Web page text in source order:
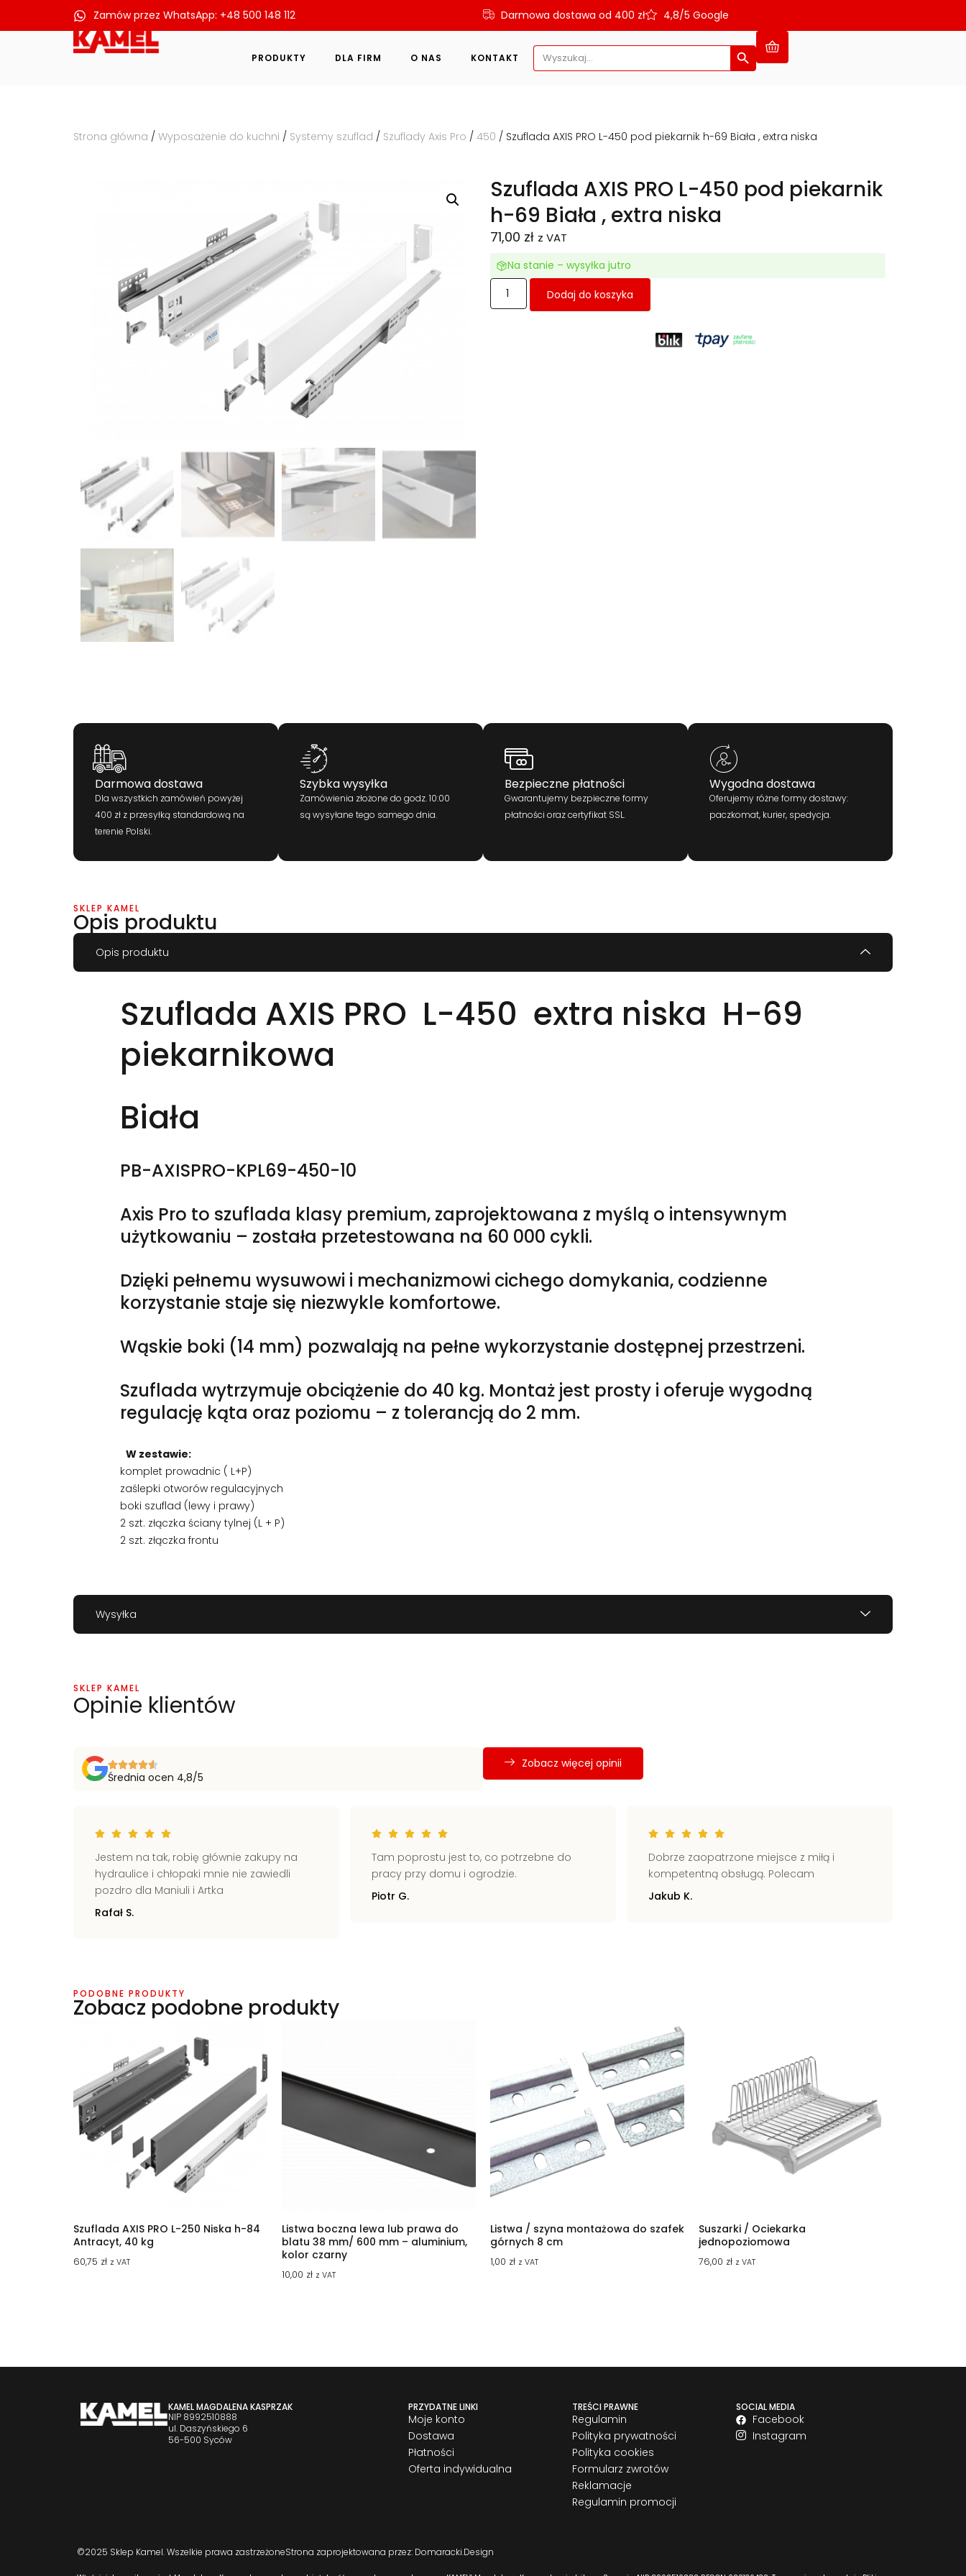
Zamów przez WhatsApp: +48 500 148 112 Darmowa dostawa od 400 zł 4,8/5 Google
PRODUKTY DLA FIRM O NAS KONTAKT
Search
for:
Search Button
Strona główna / Wyposażenie do kuchni / Systemy szuflad / Szuflady Axis Pro / 450 / Szuflada AXIS PRO L-450 pod piekarnik h-69 Biała , extra niska
Szuflada AXIS PRO L-450 pod piekarnik
h-69 Biała , extra niska
71,00 zł z VAT
Na stanie – wysyłka jutro
Dodaj do koszyka
Darmowa dostawa
Dla wszystkich zamówień powyżej
400 zł z przesyłką standardową na
terenie Polski.
Szybka wysyłka
Zamówienia złożone do godz. 10:00
są wysyłane tego samego dnia.
Bezpieczne płatności
Gwarantujemy bezpieczne formy
płatności oraz certyfikat SSL.
Wygodna dostawa
Oferujemy różne formy dostawy:
paczkomat, kurier, spedycja.
SKLEP KAMEL
Opis produktu
Opis produktu
Szuflada AXIS PRO L-450 extra niska H-69
piekarnikowa
Biała
PB-AXISPRO-KPL69-450-10
Axis Pro to szuflada klasy premium, zaprojektowana z myślą o intensywnym
użytkowaniu – została przetestowana na 60 000 cykli.
Dzięki pełnemu wysuwowi i mechanizmowi cichego domykania, codzienne
korzystanie staje się niezwykle komfortowe.
Wąskie boki (14 mm) pozwalają na pełne wykorzystanie dostępnej przestrzeni.
Szuflada wytrzymuje obciążenie do 40 kg. Montaż jest prosty i oferuje wygodną
regulację kąta oraz poziomu – z tolerancją do 2 mm.
W zestawie:
komplet prowadnic ( L+P)
zaślepki otworów regulacyjnych
boki szuflad (lewy i prawy)
2 szt. złączka ściany tylnej (L + P)
2 szt. złączka frontu
Wysyłka
SKLEP KAMEL
Opinie klientów
Średnia ocen 4,8/5
Zobacz więcej opinii
Jestem na tak, robię głównie zakupy na
hydraulice i chłopaki mnie nie zawiedli
pozdro dla Maniuli i Artka
Rafał S.
Tam poprostu jest to, co potrzebne do
pracy przy domu i ogrodzie.
Piotr G.
Dobrze zaopatrzone miejsce z miłą i
kompetentną obsługą. Polecam
Jakub K.
PODOBNE PRODUKTY
Zobacz podobne produkty
Szuflada AXIS PRO L-250 Niska h-84
Antracyt, 40 kg
60,75 zł z VAT
Listwa boczna lewa lub prawa do
blatu 38 mm/ 600 mm – aluminium,
kolor czarny
10,00 zł z VAT
Listwa / szyna montażowa do szafek
górnych 8 cm
1,00 zł z VAT
Suszarki / Ociekarka
jednopoziomowa
76,00 zł z VAT
KAMEL MAGDALENA KASPRZAK
NIP 8992510888
ul. Daszyńskiego 6
56-500 Syców
PRZYDATNE LINKI
Moje konto
Dostawa
Płatności
Oferta indywidualna
TREŚCI PRAWNE
Regulamin
Polityka prywatności
Polityka cookies
Formularz zwrotów
Reklamacje
Regulamin promocji
SOCIAL MEDIA
Facebook
Instagram
©2025 Sklep Kamel. Wszelkie prawa zastrzeżoneStrona zaprojektowana przez: Domaracki.Design